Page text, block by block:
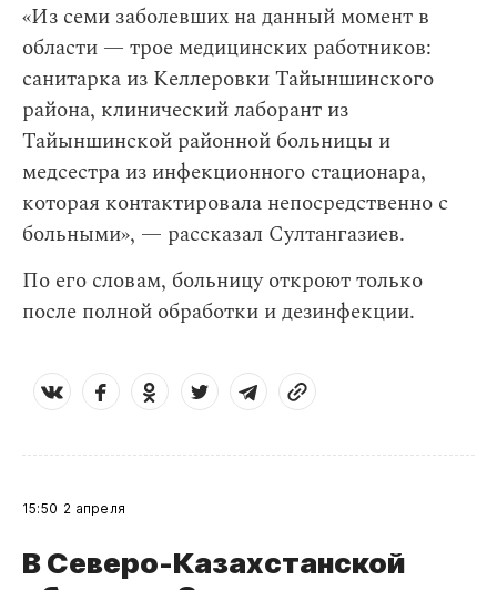
«Из семи заболевших на данный момент в
области — трое медицинских работников:
санитарка из Келлеровки Тайыншинского
района, клинический лаборант из
Тайыншинской районной больницы и
медсестра из инфекционного стационара,
которая контактировала непосредственно с
больными», — рассказал Султангазиев.
По его словам, больницу откроют только
после полной обработки и дезинфекции.
15:50 2 апреля
В Северо-Казахстанской